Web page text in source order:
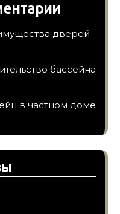
дверей
бассейна
в частном доме